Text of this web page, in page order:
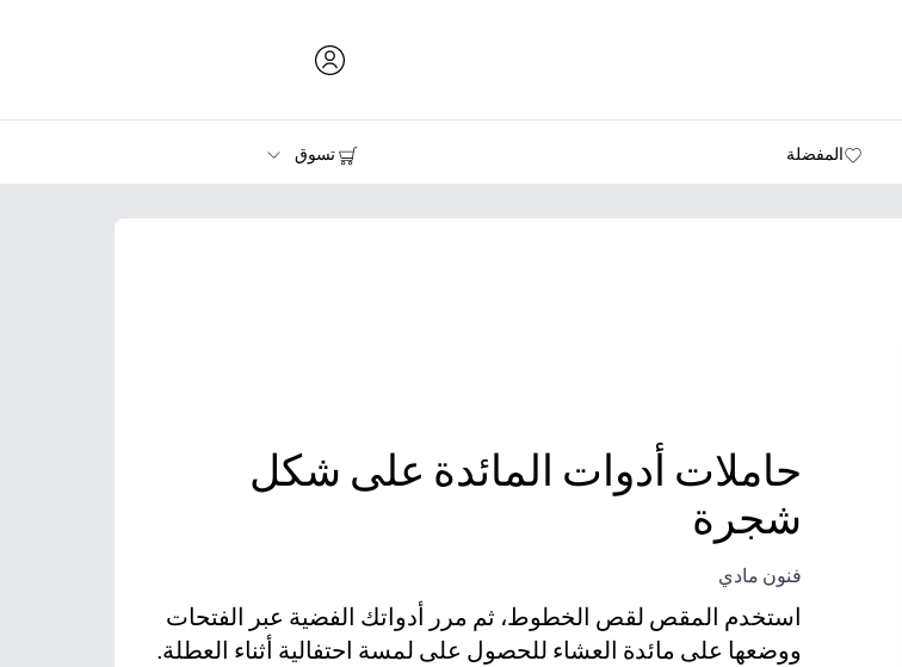
المفضلة
تسوق
الطابعات
حاملات أدوات المائدة على شكل
شجرة
فنون مادي
استخدم المقص لقص الخطوط، ثم مرر أدواتك الفضية عبر الفتحات
ووضعها على مائدة العشاء للحصول على لمسة احتفالية أثناء العطلة.